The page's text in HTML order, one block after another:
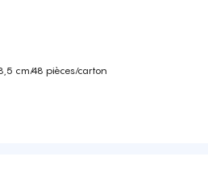
cm/48 pièces/carton